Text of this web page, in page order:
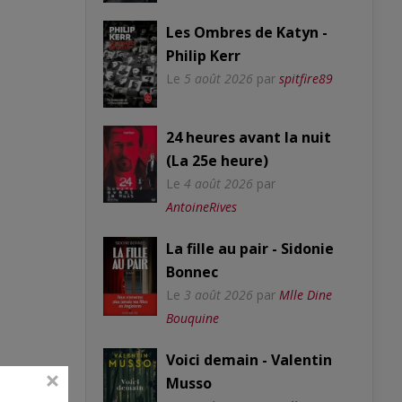
Les Ombres de Katyn -
Philip Kerr
Le 5 août 2026 par spitfire89
24 heures avant la nuit
(La 25e heure)
Le 4 août 2026 par
AntoineRives
La fille au pair - Sidonie
Bonnec
Le 3 août 2026 par Mlle Dine
Bouquine
Voici demain - Valentin
Musso